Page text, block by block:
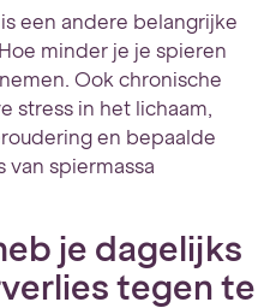
een andere belangrijke
minder je je spieren
Ook chronische
stress in het lichaam,
en bepaalde
van spiermassa
je dagelijks
tegen te